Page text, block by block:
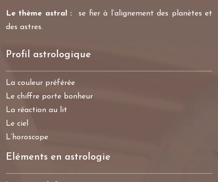
Le thème astral :
se fier à l’alignement des planètes et
des astres.
Profil astrologique
La couleur préférée
Le chiffre porte bonheur
La réaction au lit
Le ciel
L’horoscope
Eléments en astrologie